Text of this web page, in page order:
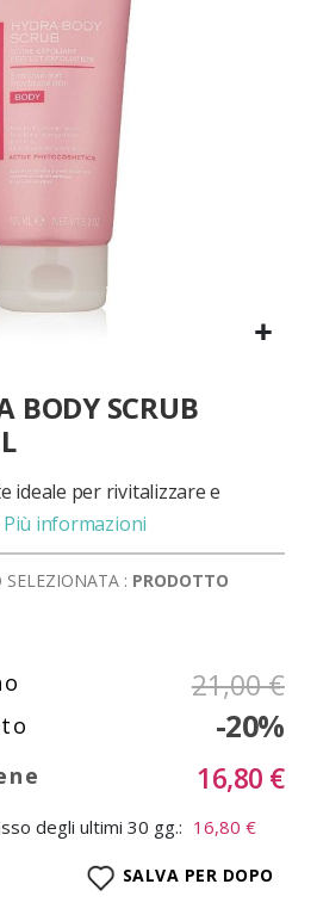
BODY SCRUB
ideale per rivitalizzare e
Più informazioni
: PRODOTTO
21,00 €
-20%
16,80 €
degli ultimi 30 gg.: 16,80 €
SALVA PER DOPO